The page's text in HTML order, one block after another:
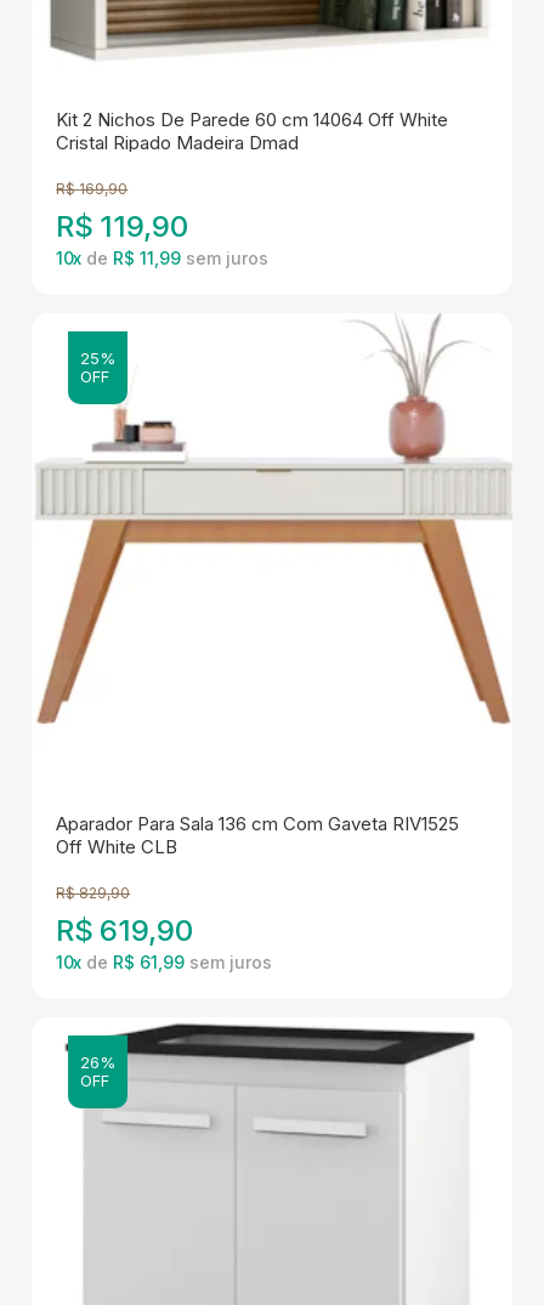
Kit 2 Nichos De Parede 60 cm 14064 Off White
Cristal Ripado Madeira Dmad
R$ 169,90
R$ 119,90
10x de R$ 11,99
25%
OFF
Aparador Para Sala 136 cm Com Gaveta RIV1525
Off White CLB
R$ 829,90
R$ 619,90
10x de R$ 61,99
26%
OFF